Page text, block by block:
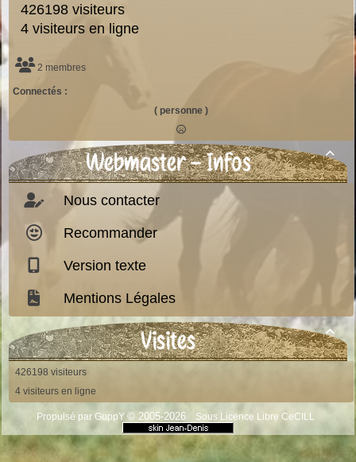
426198 visiteurs
4 visiteurs en ligne
2 membres
Connectés :
( personne )

Webmaster - Infos
Nous contacter
Recommander
Version texte
Mentions Légales

Visites
426198 visiteurs
4 visiteurs en ligne
Propulsé par GuppY © 2005-2026 Sous Licence Libre CeCILL